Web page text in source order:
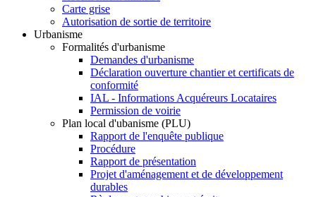
Carte grise
Autorisation de sortie de territoire
Urbanisme
Formalités d'urbanisme
Demandes d'urbanisme
Déclaration ouverture chantier et certificats de
conformité
IAL - Informations Acquéreurs Locataires
Permission de voirie
Plan local d'ubanisme (PLU)
Rapport de l'enquête publique
Procédure
Rapport de présentation
Projet d'aménagement et de développement
durables